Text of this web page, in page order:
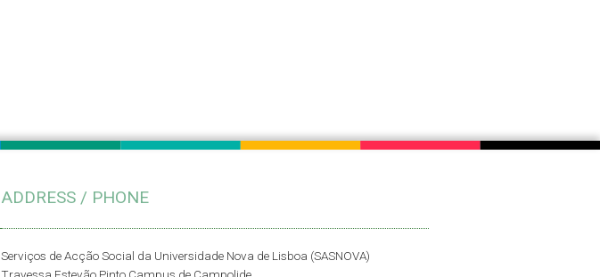
ADDRESS / PHONE
Serviços de Acção Social da Universidade Nova de Lisboa (SASNOVA)